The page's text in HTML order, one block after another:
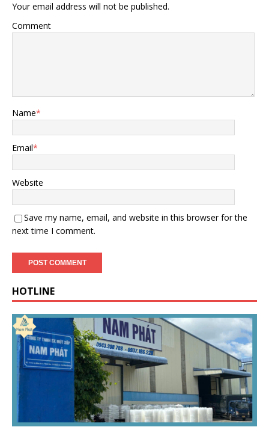
Your email address will not be published.
Comment
Name*
Email*
Website
Save my name, email, and website in this browser for the
next time I comment.
HOTLINE